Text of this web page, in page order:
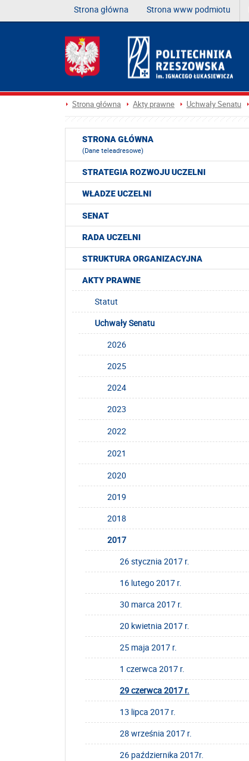
Strona główna Strona www podmiotu
Strona główna Akty prawne Uchwały Senatu
STRONA GŁÓWNA
(Dane teleadresowe)
STRATEGIA ROZWOJU UCZELNI
WŁADZE UCZELNI
SENAT
RADA UCZELNI
STRUKTURA ORGANIZACYJNA
AKTY PRAWNE
Statut
Uchwały Senatu
2026
2025
2024
2023
2022
2021
2020
2019
2018
2017
26 stycznia 2017 r.
16 lutego 2017 r.
30 marca 2017 r.
20 kwietnia 2017 r.
25 maja 2017 r.
1 czerwca 2017 r.
29 czerwca 2017 r.
13 lipca 2017 r.
28 września 2017 r.
26 października 2017r.